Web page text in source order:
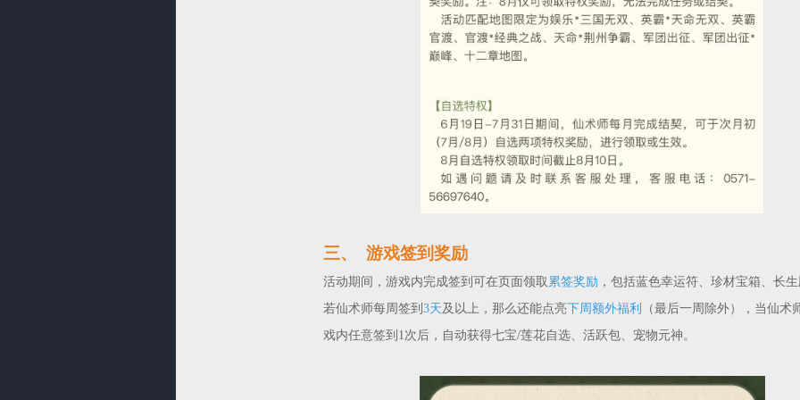
三、 游戏签到奖励
活动期间，游戏内完成签到可在页面领取 累签奖励 ，包括蓝色幸运符、珍材宝箱、长生
若仙术师每周签到 3天 及以上，那么还能点亮下周额外福利 （最后一周除外）
，当仙术
戏内任意签到1次后，自动获得七宝/莲花自选、活跃包、宠物元神。